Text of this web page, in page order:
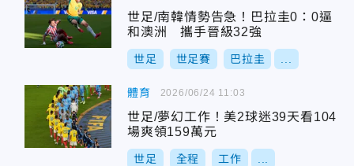
世足/南韓情勢告急！巴拉圭0：0逼
和澳洲 攜手晉級32強
世足 世足賽 巴拉圭
體育
世足/夢幻工作！美2球迷39天看104
場爽領159萬元
世足 全程 工作
2026/06/24 11:03